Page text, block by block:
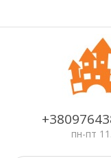
пн-пт